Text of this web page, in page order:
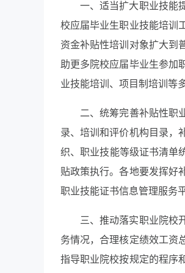
一、适当扩大职业技能
校应届毕业生职业技能培训
资金补贴性培训对象扩大到
助更多院校应届毕业生参加
业技能培训、项目制培训等
二、统筹完善补贴性职
录、培训和评价机构目录，
织、职业技能等级证书清单
贴政策执行。各地要发挥好
职业技能证书信息管理服务
三、推动落实职业院校
务情况，合理核定绩效工资
指导职业院校按规定的程序